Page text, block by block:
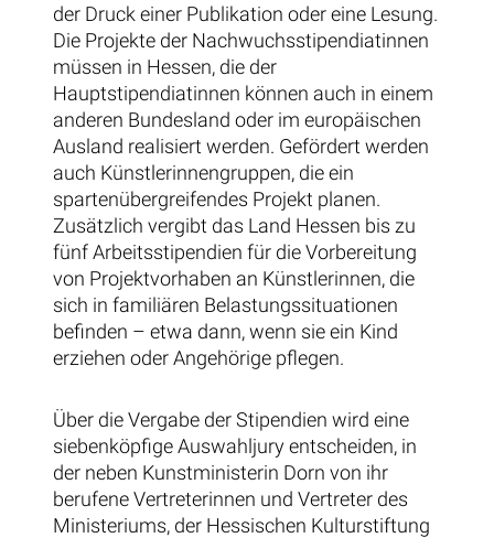
der Druck einer Publikation oder eine Lesung.
Die Projekte der Nachwuchsstipendiatinnen
müssen in Hessen, die der
Hauptstipendiatinnen können auch in einem
anderen Bundesland oder im europäischen
Ausland realisiert werden. Gefördert werden
auch Künstlerinnengruppen, die ein
spartenübergreifendes Projekt planen.
Zusätzlich vergibt das Land Hessen bis zu
fünf Arbeitsstipendien für die Vorbereitung
von Projektvorhaben an Künstlerinnen, die
sich in familiären Belastungssituationen
befinden – etwa dann, wenn sie ein Kind
erziehen oder Angehörige pflegen.
Über die Vergabe der Stipendien wird eine
siebenköpfige Auswahljury entscheiden, in
der neben Kunstministerin Dorn von ihr
berufene Vertreterinnen und Vertreter des
Ministeriums, der Hessischen Kulturstiftung